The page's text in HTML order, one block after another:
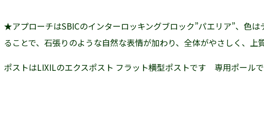
★アプローチはSBICのインターロッキングブロック”パエリア”、色
ることで、石張りのような自然な表情が加わり、全体がやさしく、上
ポストはLIXILのエクスポスト フラット横型ポストです 専用ポール